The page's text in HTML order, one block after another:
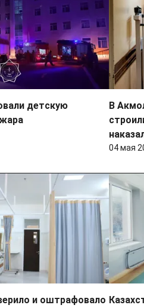
детскую
В
04 мая
и оштрафовало